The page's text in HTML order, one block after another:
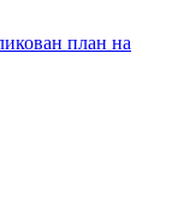
план на